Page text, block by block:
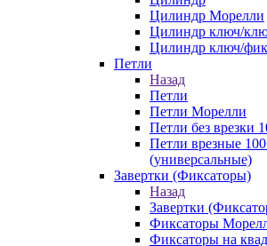
Цилиндр Морелли
Цилиндр ключ/
Цилиндр ключ/
Петли
Назад
Петли
Петли Морелли
Петли без врезки
Петли врезные
(универсальные)
Завертки (Фиксаторы)
Назад
Завертки
Фиксаторы
Фиксаторы на